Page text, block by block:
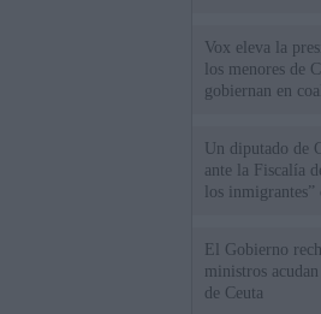
Vox eleva la
los menores de
gobiernan en
Un diputado de
ante la Fiscalía
los inmigrantes”
El Gobierno
ministros
de Ceuta